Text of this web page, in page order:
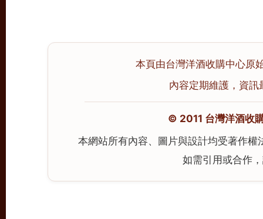
本頁由台灣洋酒收購中心原
內容定期維護，資
© 2011 台灣洋酒收
本網站所有內容、圖片與設計均受著作
如需引用或合作